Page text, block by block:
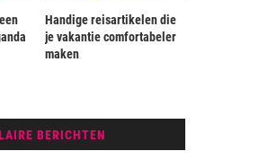
Handige reisartikelen die
je vakantie comfortabeler
maken
BERICHTEN